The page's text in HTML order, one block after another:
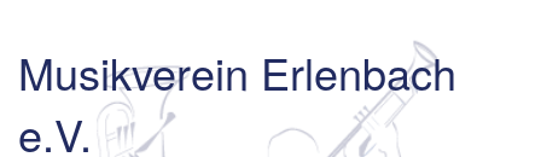
Inhalt
springen
Musikverein Erlenbach
e.V.